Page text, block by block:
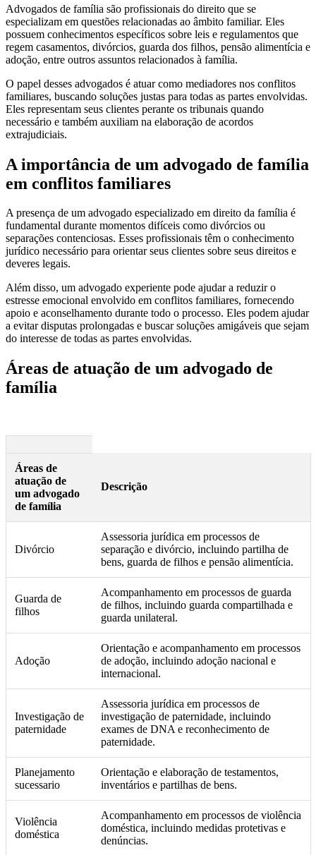
Advogados de família são profissionais do direito que se
especializam em questões relacionadas ao âmbito familiar. Eles
possuem conhecimentos específicos sobre leis e regulamentos que
regem casamentos, divórcios, guarda dos filhos, pensão alimentícia e
adoção, entre outros assuntos relacionados à família.
O papel desses advogados é atuar como mediadores nos conflitos
familiares, buscando soluções justas para todas as partes envolvidas.
Eles representam seus clientes perante os tribunais quando
necessário e também auxiliam na elaboração de acordos
extrajudiciais.
A importância de um advogado de família
em conflitos familiares
A presença de um advogado especializado em direito da família é
fundamental durante momentos difíceis como divórcios ou
separações contenciosas. Esses profissionais têm o conhecimento
jurídico necessário para orientar seus clientes sobre seus direitos e
deveres legais.
Além disso, um advogado experiente pode ajudar a reduzir o
estresse emocional envolvido em conflitos familiares, fornecendo
apoio e aconselhamento durante todo o processo. Eles podem ajudar
a evitar disputas prolongadas e buscar soluções amigáveis que sejam
do interesse de todas as partes envolvidas.
Áreas de atuação de um advogado de
família
Áreas de
atuação de
um advogado
de família
Descrição
Divórcio
Assessoria jurídica em processos de
separação e divórcio, incluindo partilha de
bens, guarda de filhos e pensão alimentí­cia.
Guarda de
filhos
Acompanhamento em processos de guarda
de filhos, incluindo guarda compartilhada e
guarda unilateral.
Adoção
Orientação e acompanhamento em processos
de adoção, incluindo adoção nacional e
internacional.
Investigação de
paternidade
Assessoria jurí­dica em processos de
investigação de paternidade, incluindo
exames de DNA e reconhecimento de
paternidade.
Planejamento
sucessario
Orientação e elaboração de testamentos,
inventários e partilhas de bens.
Violência
doméstica
Acompanhamento em processos de violência
doméstica, incluindo medidas protetivas e
denúncias.